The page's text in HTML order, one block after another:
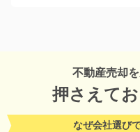
不動産売却
押さえて
なぜ会社選び